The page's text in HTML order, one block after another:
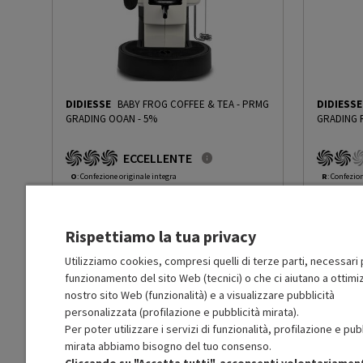
Regolazione intensità caffè
Regolazione vapore
Regolazione macinatura
Espulsione automatica capsule No
Utilizzo cialde Sì
Utilizzo capsule No
DIDIESSE BABY FROG COFFEE & TEA- PRMG
GRADING OOAN - 5%
ECCELLENTE
O: Confezione originale integra
O: Accessori principali presenti
Prodotto Nuovo 89.99 -5%
Ricondizionato Prezzo ridotto da
85.49a-30%
In Promozione 59.84
Aggiungi al carrello
DIDIESSE
GRADING
R:
O:
In
Rispettiamo la tua privacy
Utilizziamo cookies, compresi quelli di terze parti, necessari
funzionamento del sito Web (tecnici) o che ci aiutano a
nostro sito Web (funzionalità) e a visualizzare pubblicità
personalizzata (profilazione e pubblicità mirata).
Per poter utilizzare i servizi di funzionalità, profilazione e
mirata abbiamo bisogno del tuo consenso.